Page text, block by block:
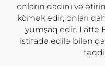
onların dadını və
kömək edir, onları
yumşaq edir. Latte
istifadə edilə bilən